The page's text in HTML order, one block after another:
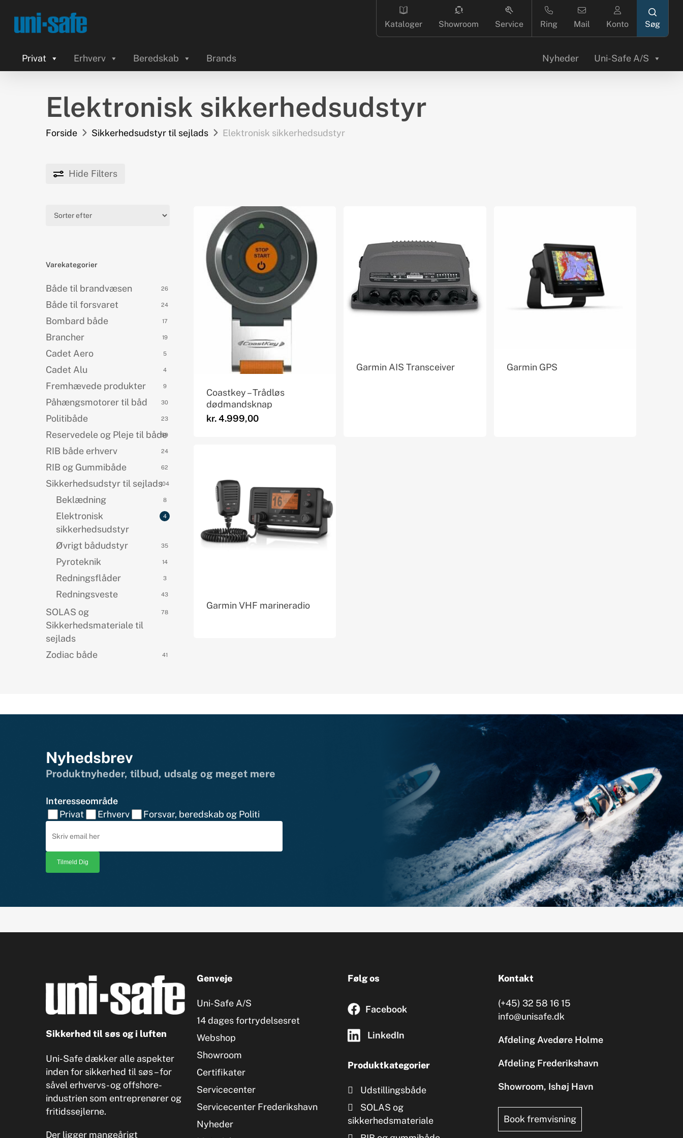
main
Kataloger Showroom Service Ring Mail Konto
search
Privat Erhverv Beredskab Uni-Safe A/S
Nyheder
Brands
Elektronisk sikkerhedsudstyr
Forside Sikkerhedsudstyr til sejlads Elektronisk sikkerhedsudstyr
Hide Filters
Varekategorier
Både til brandvæsen 26
Både til forsvaret 24
Bombard både 17
Brancher 19
Cadet Aero 5
Cadet Alu 4
Fremhævede produkter 9
Påhængsmotorer til båd 30
Politibåde 23
Reservedele og Pleje til både
59
RIB både erhverv 24
RIB og Gummibåde 62
Sikkerhedsudstyr til sejlads104
Beklædning 8
Elektronisk
sikkerhedsudstyr
4
Øvrigt bådudstyr 35
Pyroteknik 14
Redningsflåder 3
Redningsveste 43
SOLAS og
Sikkerhedsmateriale til
sejlads
78
Zodiac både 41
Coastkey – Trådløs
dødmandsknap
kr.4.999,00
Garmin AIS Transceiver Garmin GPS
Garmin VHF marineradio
Nyhedsbrev
Produktnyheder, tilbud, udsalg og meget mere
Interesseområde
Privat
Erhverv Forsvar, beredskab og Politi
Sikkerhed til søs og i luften
Uni-Safe dækker alle aspekter
inden for sikkerhed til søs – for
såvel erhvervs- og offshore-
industrien som entreprenører og
fritidssejlerne.
Der ligger mangeårigt
Genveje
Uni-Safe A/S
14 dages fortrydelsesret
Webshop
Showroom
Certifikater
Servicecenter
Servicecenter Frederikshavn
Nyheder
Følg os
Facebook
LinkedIn
Produktkategorier
Udstillingsbåde
SOLAS og
sikkerhedsmateriale
Kontakt
(+45) 32 58 16 15
info@unisafe.dk
Afdeling Avedøre Holme
Afdeling Frederikshavn
Showroom, Ishøj Havn
Book fremvisning